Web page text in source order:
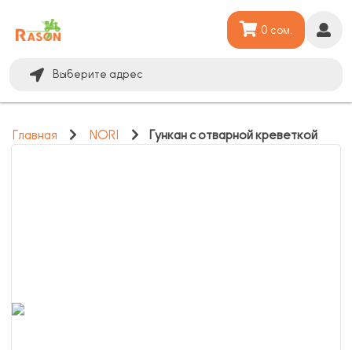
Выберите адрес
0 сом.
Главная NORI Гункан с отварной креветкой